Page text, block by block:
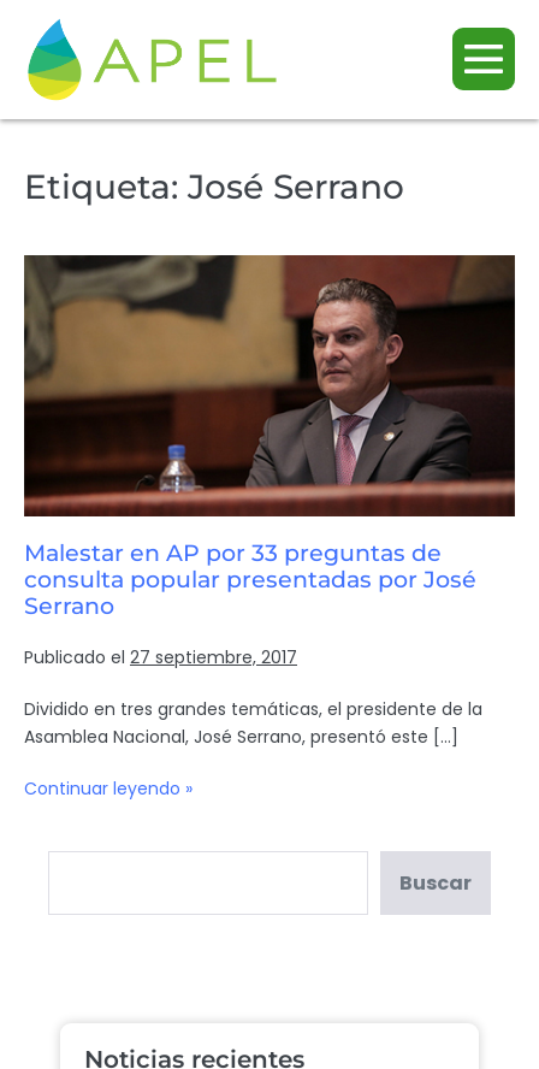
Etiqueta: José Serrano
Malestar en AP por 33 preguntas de
consulta popular presentadas por José
Serrano
Publicado el 27 septiembre, 2017
Dividido en tres grandes temáticas, el presidente de la
Asamblea Nacional, José Serrano, presentó este […]
Continuar leyendo »
Buscar
Noticias recientes